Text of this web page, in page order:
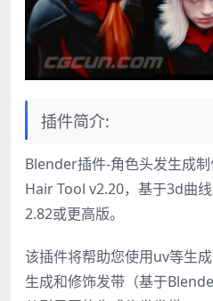
插件简介:
Blender插件-角色头发生成
Hair Tool v2.20，基于3d曲
2.82或更高版。
该插件将帮助您使用uv等生成
生成和修饰发带（基于